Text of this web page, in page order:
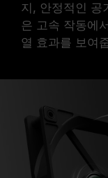
지, 안정적인 공
은 고속 작동에
열 효과를 보여